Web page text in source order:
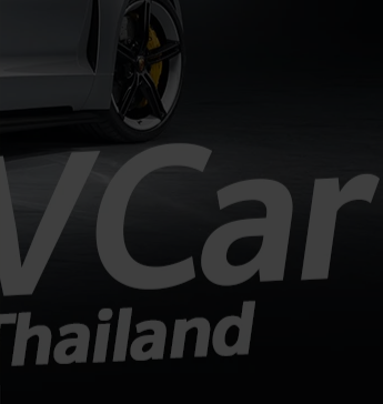
รองรับเทคโนโลยีชาร์จเร็ว DC Fast
Charge รายละเอียดจากรายงาน (อ้า
งอิงสเปคยุโรป): มิติตัวถังและพื้นที่: ตัว
รถยาว 4,270 มม. กว้าง 1,810 มม.
สูง 1,635 มม. ระยะฐานล้อ 2,605
มม. ความจุสัมภาระท้าย 510 ลิตร (พับ
เบาะเพิ่มเป็น 1,605 ลิตร)...